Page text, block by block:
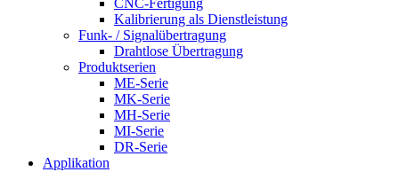
CNC-Fertigung
Kalibrierung als Dienstleistung
Funk- / Signalübertragung
Drahtlose Übertragung
Produktserien
ME-Serie
MK-Serie
MH-Serie
MI-Serie
DR-Serie
Applikation